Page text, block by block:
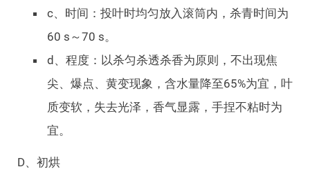
c、时间：投叶时均匀放入滚筒内，杀青时间为
60 s～70 s。
d、程度：以杀匀杀透杀香为原则，不出现焦
尖、爆点、黄变现象，含水量降至65%为宜，叶
质变软，失去光泽，香气显露，手捏不粘时为
宜。
D、初烘